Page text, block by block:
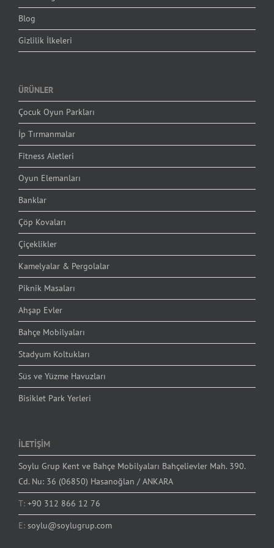
Blog
Gizlilik İlkeleri
ÜRÜNLER
Çocuk Oyun Parkları
İp Tırmanmalar
Fitness Aletleri
Oyun Elemanları
Banklar
Çöp Kovaları
Çiçeklikler
Kamelyalar & Pergolalar
Piknik Masaları
Ahşap Evler
Bahçe Mobilyaları
Stadyum Koltukları
Süs ve Yüzme Havuzları
Bisiklet Park Yerleri
İLETİŞİM
Soylu Grup Kent ve Bahçe Mobilyaları Bahçelievler Mah. 390.
Cd. Nu: 36 (06850) Hasanoğlan / ANKARA
T: +90 312 866 12 76
E: soylu@soylugrup.com